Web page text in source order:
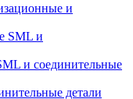
и
и соединительные